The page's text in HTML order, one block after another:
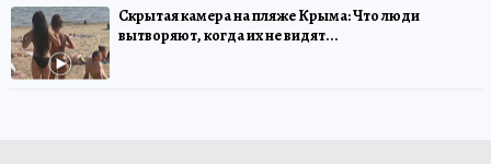
Скрытая камера на пляже Крыма: Что люди
вытворяют, когда их не видят...